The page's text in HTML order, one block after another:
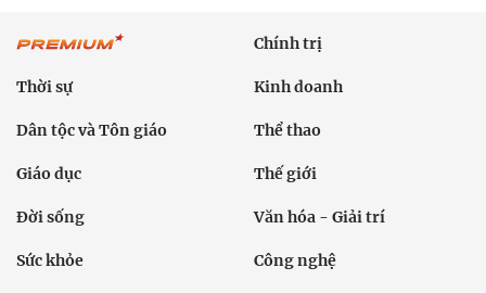
Chính trị
Thời sự Kinh doanh
Dân tộc và Tôn giáo Thể thao
Giáo dục Thế giới
Đời sống Văn hóa - Giải trí
Sức khỏe Công nghệ